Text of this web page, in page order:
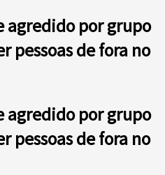
agredido por grupo
pessoas de fora no
agredido por grupo
pessoas de fora no